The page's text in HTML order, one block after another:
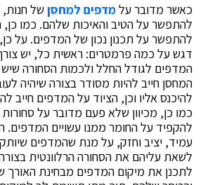
כאשר מדובר עלמדפים למחסןשל חנות,
להתפשר על הטיב והאיכות שלהם. כמו כן,
להתפשר על תכנון נכון של המדפים. על
דגש על כמה פרמטרים: ראשית כל, יש
המדפים לגודל החלל ולכמות הסחורה
המחסן חייב להיות מסודר בצורה שיהיה
להיכנס אליו וכן, הציוד על המדפים חייב
כמו כן, מכיוון שלא פעם מדובר על
להקפיד על החומר ממנו עשויים המדפים.
עמיד, יציב וחזק, על מנת שהמדפים
לשאת עליהם את הסחורה הרלוונטית
לתכנן את מיקום המדפים מבחינת